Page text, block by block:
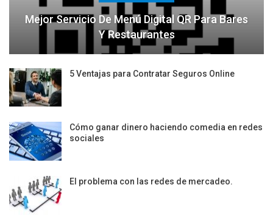
Mejor Servicio De Menú Digital QR Para Bares
Y Restaurantes
5 Ventajas para Contratar Seguros Online
Cómo ganar dinero haciendo comedia en redes
sociales
El problema con las redes de mercadeo.